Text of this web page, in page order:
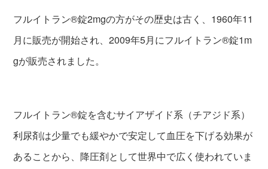
フルイトラン®錠2mgの方がその歴史は古く、1960年11
月に販売が開始され、2009年5月にフルイトラン®錠1m
gが販売されました。
フルイトラン®錠を含むサイアザイド系（チアジド系）
利尿剤は少量でも緩やかで安定して血圧を下げる効果が
あることから、降圧剤として世界中で広く使われていま